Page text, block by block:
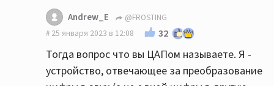
ЦАП усилителя получается тогда всегда
работает и ЦАП CD тоже. Что оказывает
конечное влияние на звук? Вообще не шутил,
т.к. вопрос не такой уж тривиальный, как
может показаться на первый взгляд.
Andrew_E
@FROSTING
25 января 2023 в 12:08
32
Тогда вопрос что вы ЦАПом называете. Я -
устройство, отвечающее за преобразование